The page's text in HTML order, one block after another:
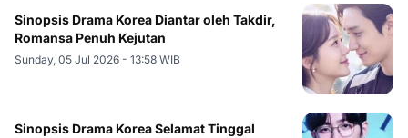
Sinopsis Drama Korea Diantar oleh Takdir,
Romansa Penuh Kejutan
Sunday, 05 Jul 2026 - 13:58 WIB
Sinopsis Drama Korea Selamat Tinggal